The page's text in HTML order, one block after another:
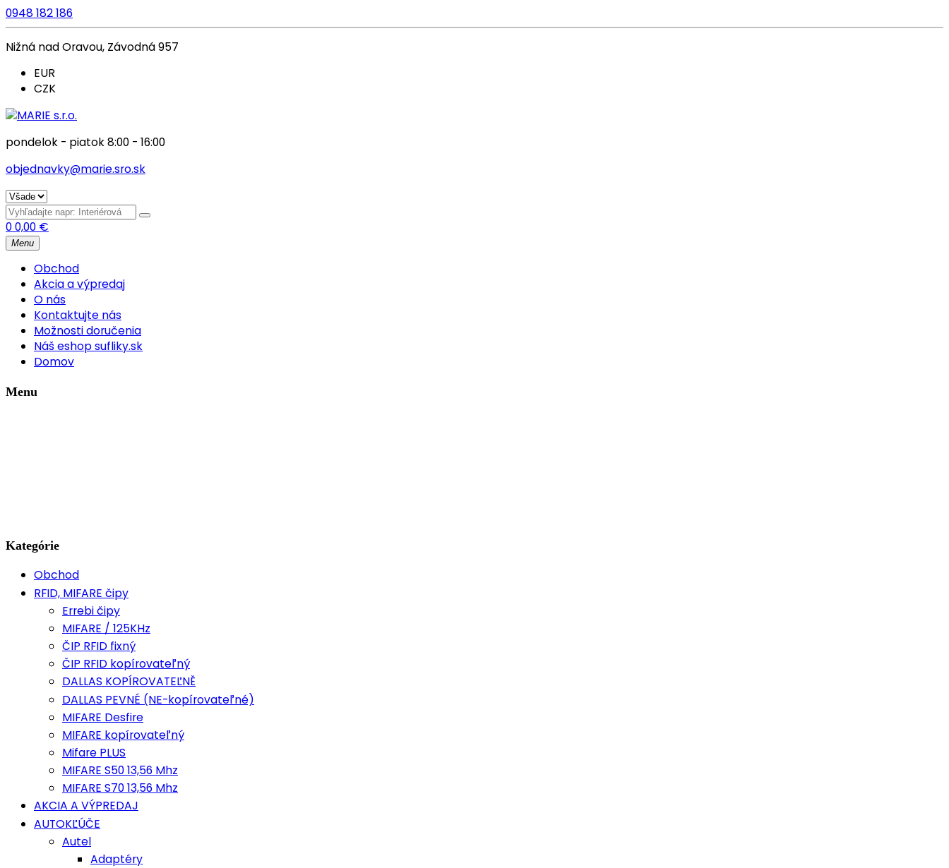
0948 182 186
Nižná nad Oravou, Závodná 957
EUR
CZK
pondelok - piatok 8:00 - 16:00
objednavky@marie.sro.sk
00,00 €
Menu
Obchod
Akcia a výpredaj
O nás
Kontaktujte nás
Možnosti doručenia
Náš eshop sufliky.sk
Domov
Menu
Kategórie
Obchod
RFID, MIFARE čipy
Errebi čipy
MIFARE / 125KHz
ČIP RFID fixný
ČIP RFID kopírovateľný
DALLAS KOPÍROVATEĽNĚ
DALLAS PEVNÉ (NE-kopírovateľné)
MIFARE Desfire
MIFARE kopírovateľný
Mifare PLUS
MIFARE S50 13,56 Mhz
MIFARE S70 13,56 Mhz
AKCIA A VÝPREDAJ
AUTOKĽÚČE
Autel
Adaptéry